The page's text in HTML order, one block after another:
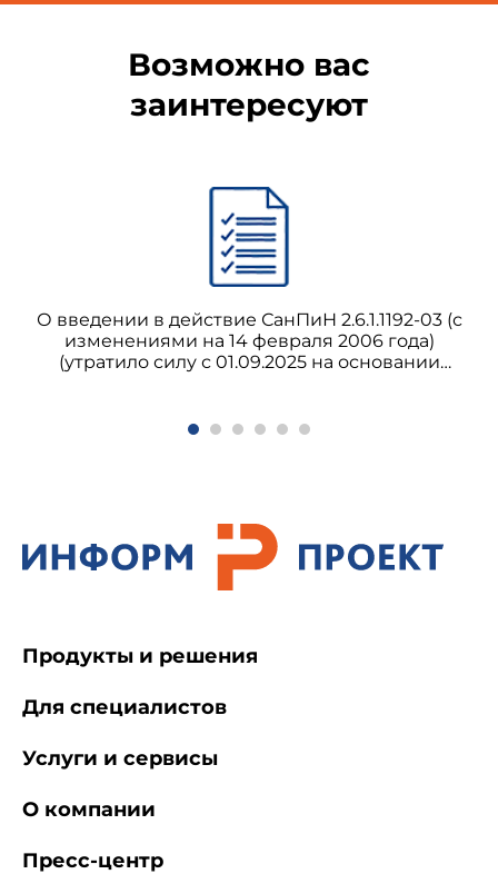
Возможно вас
заинтересуют
О введении в действие СанПиН 2.6.1.1192-03 (с
изменениями на 14 февраля 2006 года)
(утратило силу с 01.09.2025 на основании
СанПиН 2.6.1.1192-03 Гигиенические требования
Продукты и решения
Для специалистов
Услуги и сервисы
О компании
Пресс-центр